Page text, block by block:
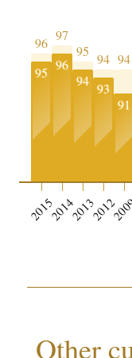
96
95
2015
97
96
2014
95
94
2013
94
93
2012
94
91
Other